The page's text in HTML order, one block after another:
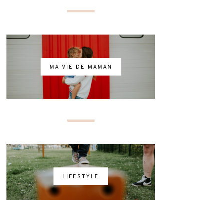
MA VIE DE MAMAN
LIFESTYLE